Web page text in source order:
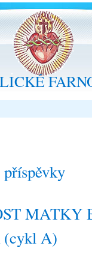
příspěvky
MATKY
(cykl A)